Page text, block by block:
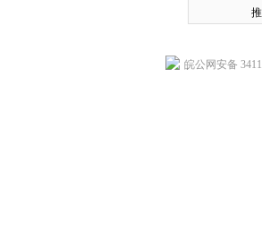
皖公网安备